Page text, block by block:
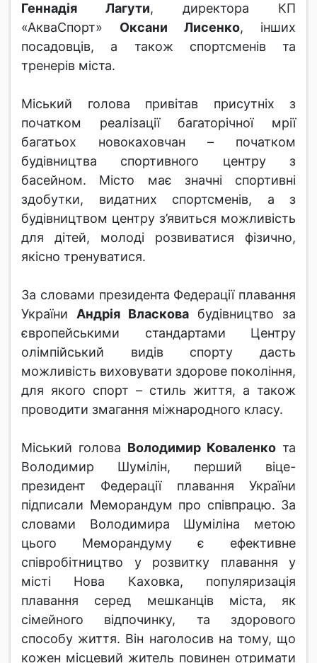
Геннадія Лагути, директора КП
«АкваСпорт» Оксани Лисенко, інших
посадовців, а також спортсменів та
тренерів міста.
Міський голова привітав присутніх з
початком реалізації багаторічної мрії
багатьох новокаховчан – початком
будівництва спортивного центру з
басейном. Місто має значні спортивні
здобутки, видатних спортсменів, а з
будівництвом центру з’явиться можливість
для дітей, молоді розвиватися фізично,
якісно тренуватися.
За словами президента Федерації плавання
України Андрія Власкова будівництво за
європейськими стандартами Центру
олімпійський видів спорту дасть
можливість виховувати здорове покоління,
для якого спорт – стиль життя, а також
проводити змагання міжнародного класу.
Міський голова Володимир Коваленко та
Володимир Шумілін, перший віце-
президент Федерації плавання України
підписали Меморандум про співпрацю. За
словами Володимира Шуміліна метою
цього Меморандуму є ефективне
співробітництво у розвитку плавання у
місті Нова Каховка, популяризація
плавання серед мешканців міста, як
сімейного відпочинку, та здорового
способу життя. Він наголосив на тому, що
кожен місцевий житель повинен отримати